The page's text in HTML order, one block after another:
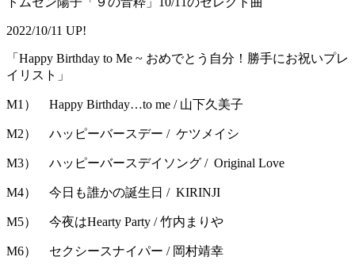
2022/10/11 UP!
「Happy Birthday to Me ~ おめでとう自分！勝手にお祝いプレ
イリスト」
M1） Happy Birthday…to me / 山下久美子
M2） ハッピーバースデー / ケツメイシ
M3） ハッピーバースデイソング / Original Love
M4） 今日も誰かの誕生日 / KIRINJI
M5） 今夜はHearty Party / 竹内まりや
M6） セクシースナイパー / 岡村靖幸